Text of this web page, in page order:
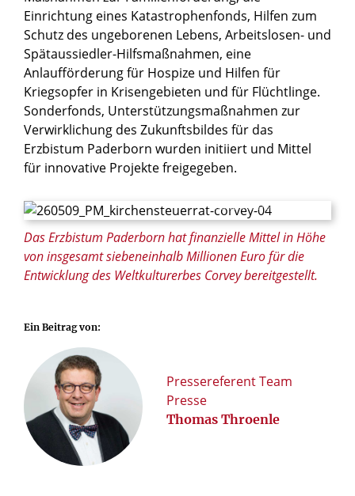
© Thomas Throenle / Erzbistum Paderborn
Das Erzbistum Paderborn hat finanzielle Mittel in Höhe
von insgesamt siebeneinhalb Millionen Euro für die
Entwicklung des Weltkulturerbes Corvey bereitgestellt.
Einrichtung eines Katastrophenfonds, Hilfen zum
Schutz des ungeborenen Lebens, Arbeitslosen- und
Spätaussiedler-Hilfsmaßnahmen, eine
Anlaufförderung für Hospize und Hilfen für
Kriegsopfer in Krisengebieten und für Flüchtlinge.
Sonderfonds, Unterstützungsmaßnahmen zur
Verwirklichung des Zukunftsbildes für das
Erzbistum Paderborn wurden initiiert und Mittel
für innovative Projekte freigegeben.
Ein Beitrag von:
Pressereferent Team
Presse
Thomas Throenle